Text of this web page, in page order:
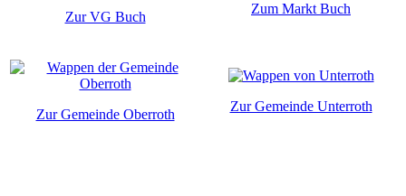
Zur VG Buch
Zum Markt Buch
Zur Gemeinde Oberroth
Zur Gemeinde Unterroth